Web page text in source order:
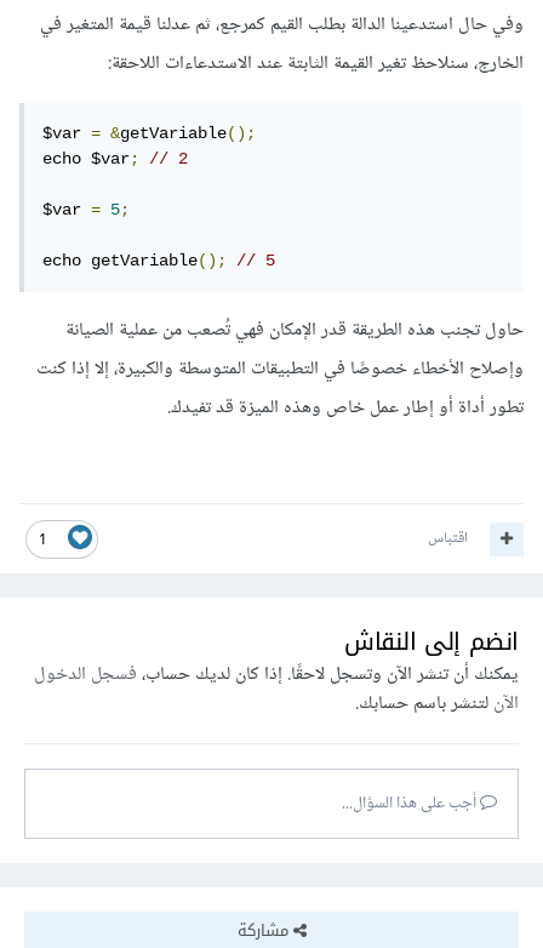
وفي حال استدعينا الدالة بطلب القيم كمرجع، ثم عدلنا قيمة المتغير في
الخارج، سنلاحظ تغير القيمة الثابتة عند الاستدعاءات اللاحقة:
$var = &getVariable();
echo $var; // 2
$var = 5;
echo getVariable(); // 5
حاول تجنب هذه الطريقة قدر الإمكان فهي تُصعب من عملية الصيانة
وإصلاح الأخطاء خصوصًا في التطبيقات المتوسطة والكبيرة، إلا إذا كنت
تطور أداة أو إطار عمل خاص وهذه الميزة قد تفيدك.
1 اقتباس
انضم إلى النقاش
يمكنك أن تنشر الآن وتسجل لاحقًا. إذا كان لديك حساب،فسجل الدخول
الآنلتنشر باسم حسابك.
أجب على هذا السؤال...
مشاركة